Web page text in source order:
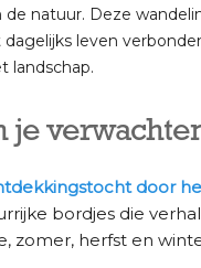
natuur. Deze
leven
landschap.
je
door
bordjes die
zomer, herfst en